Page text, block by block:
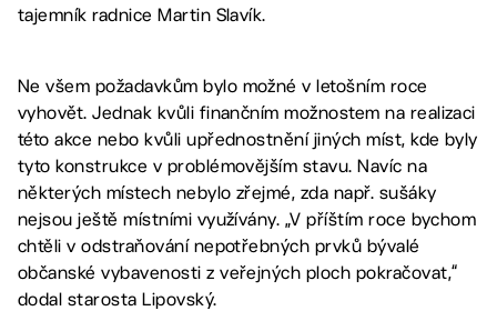
tajemník radnice Martin Slavík.
Ne všem požadavkům bylo možné v letošním roce
vyhovět. Jednak kvůli finančním možnostem na realizaci
této akce nebo kvůli upřednostnění jiných míst, kde byly
tyto konstrukce v problémovějším stavu. Navíc na
některých místech nebylo zřejmé, zda např. sušáky
nejsou ještě místními využívány. „V příštím roce bychom
chtěli v odstraňování nepotřebných prvků bývalé
občanské vybavenosti z veřejných ploch pokračovat,“
dodal starosta Lipovský.